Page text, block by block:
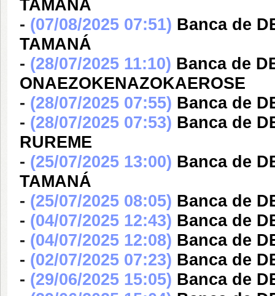
TAMANÁ
- (07/08/2025 07:51) Banca de
TAMANÁ
- (28/07/2025 11:10) Banca de
ONAEZOKENAZOKAEROSE
- (28/07/2025 07:55) Banca de
- (28/07/2025 07:53) Banca de
RUREME
- (25/07/2025 13:00) Banca de
TAMANÁ
- (25/07/2025 08:05) Banca de
- (04/07/2025 12:43) Banca de
- (04/07/2025 12:08) Banca de
- (02/07/2025 07:23) Banca de
- (29/06/2025 15:05) Banca de